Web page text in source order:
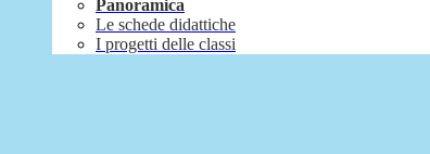
Panoramica
Le schede didattiche
I progetti delle classi